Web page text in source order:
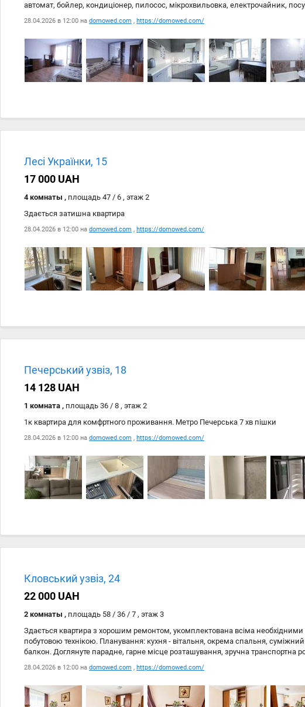
автомат, бойлер, кондиціонер, пилосос, мікрохвильовка, електрочайник,
28.04.2026 в 12:00 на domowed.com , https://domowed.com/
28.04 domowed.com
28.04
Лесі Українки, 15
17 000 UAH
4 комнаты , площадь 47 / 6 , этаж 2
Здається затишна квартира
28.04.2026 в 12:00 на domowed.com , https://domowed.com/
28.04 domowed.com
28.04
Печерський узвіз, 18
14 128 UAH
1 комната , площадь 36 / 8 , этаж 2
1к квартира для комфртного проживання. Метро Печерська 7 хв пішки
28.04.2026 в 12:00 на domowed.com , https://domowed.com/
28.04 domowed.com
28.04
Кловський узвіз, 24
22 000 UAH
2 комнаты , площадь 58 / 36 / 7 , этаж 3
Здається квартира з хорошим ремонтом, укомплектована всіма
побутовою технікою. Планування: кухня - вітальня, окрема спальня,
балкон. Доглянуте парадне, гарне місце розташування, зручна транспортна
28.04.2026 в 12:00 на domowed.com , https://domowed.com/